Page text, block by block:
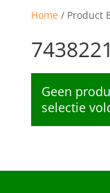
Home/ Product
Geen
selectie